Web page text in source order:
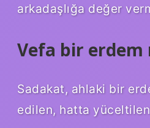
arkadaşlığa değer
Vefa bir erdem
Sadakat, ahlaki bir
edilen, hatta